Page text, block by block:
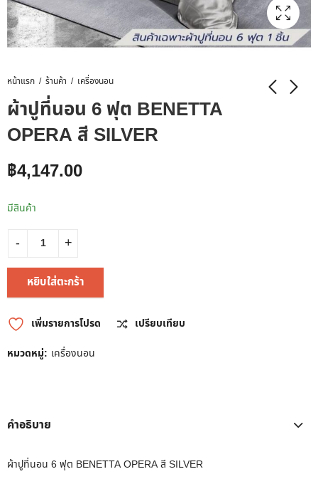
หน้าแรก ร้านค้า เครื่องนอน
ผ้าปูที่นอน 6 ฟุต BENETTA
OPERA สี SILVER
฿4,147.00
มีสินค้า
หยิบใส่ตะกร้า
เพิ่มรายการโปรด
เปรียบเทียบ
หมวดหมู่: เครื่องนอน
คำอธิบาย
ผ้าปูที่นอน 6 ฟุต BENETTA OPERA สี SILVER